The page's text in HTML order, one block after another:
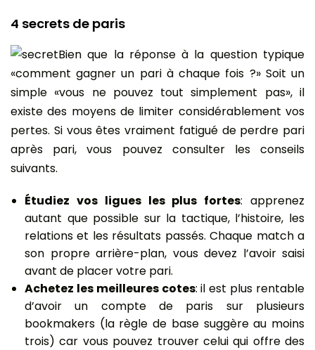
4 secrets de paris
Bien que la réponse à la question typique
«comment gagner un pari à chaque fois ?» Soit un
simple «vous ne pouvez tout simplement pas», il
existe des moyens de limiter considérablement vos
pertes. Si vous êtes vraiment fatigué de perdre pari
après pari, vous pouvez consulter les conseils
suivants.
Étudiez vos ligues les plus fortes: apprenez
autant que possible sur la tactique, l’histoire, les
relations et les résultats passés. Chaque match a
son propre arrière-plan, vous devez l’avoir saisi
avant de placer votre pari.
Achetez les meilleures cotes: il est plus rentable
d’avoir un compte de paris sur plusieurs
bookmakers (la règle de base suggère au moins
trois) car vous pouvez trouver celui qui offre des